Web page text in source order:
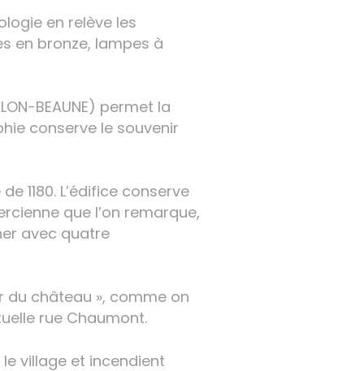
en relève les
en bronze, lampes à
BEAUNE) permet la
conserve le souvenir
1180. L’édifice conserve
que l’on remarque,
avec quatre
du château », comme on
rue Chaumont.
le village et incendient